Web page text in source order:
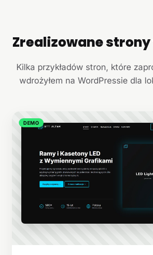
Zrealizowane
Kilka przykładów stron, które
wdrożyłem na WordPressie dla
DEMO